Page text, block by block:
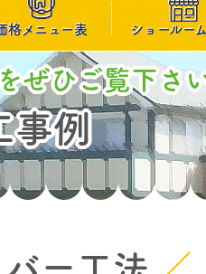
格メニュー表 ショールー
ぜひご覧下さ
例